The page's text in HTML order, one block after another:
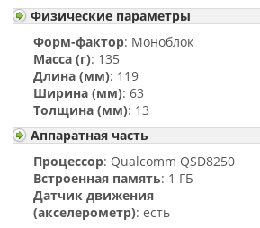
Физические параметры
Форм-фактор: Моноблок
Масса (г): 135
Длина (мм): 119
Ширина (мм): 63
Толщина (мм): 13
Аппаратная часть
Процессор: Qualcomm QSD8250
Встроенная память: 1 ГБ
Датчик движения
(акселерометр): есть